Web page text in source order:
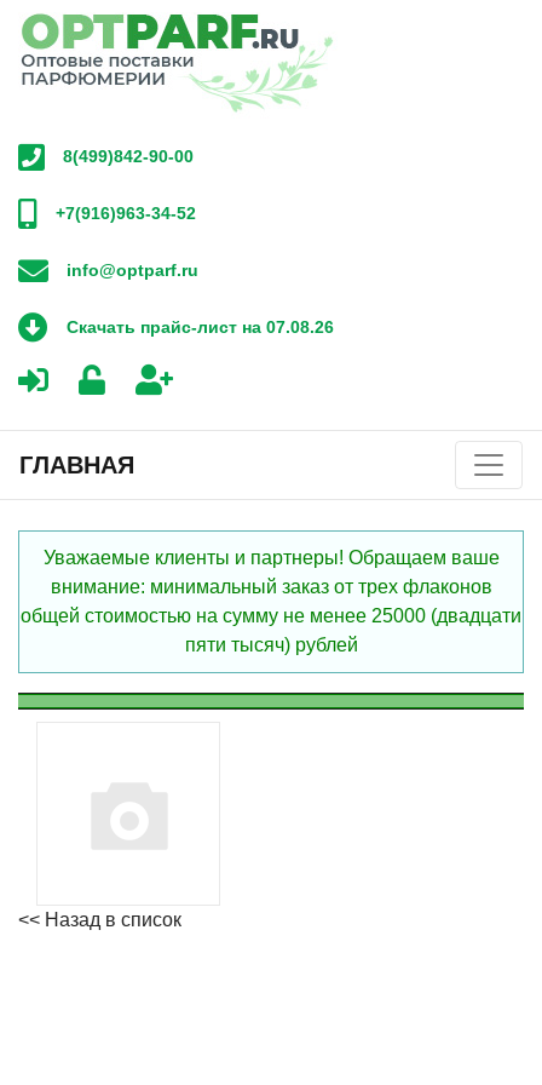
8(499)842-90-00
+7(916)963-34-52
info@optparf.ru
Скачать прайс-лист на 07.08.26
ГЛАВНАЯ
Уважаемые клиенты и партнеры! Обращаем ваше
внимание: минимальный заказ от трех флаконов
общей стоимостью на сумму не менее 25000 (двадцати
пяти тысяч) рублей
<< Назад в список